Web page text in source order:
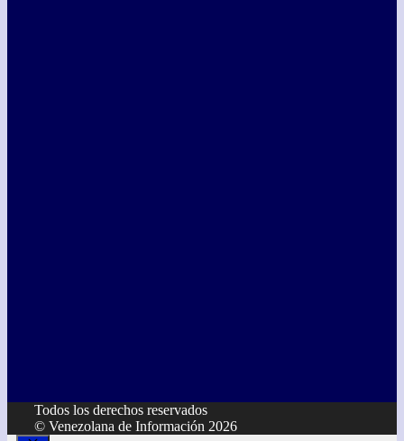
Todos los derechos reservados
© Venezolana de Información 2026